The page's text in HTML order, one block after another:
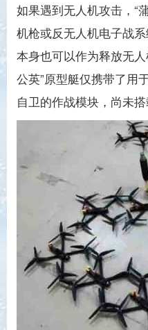
如果遇到无人机攻击，“
机枪或反无人机电子战
本身也可以作为释放无
公英”原型艇仅携带了用
自卫的作战模块，尚未搭